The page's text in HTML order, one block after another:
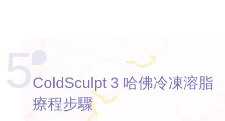
5 ColdSculpt 3 哈佛冷凍溶脂
療程步驟